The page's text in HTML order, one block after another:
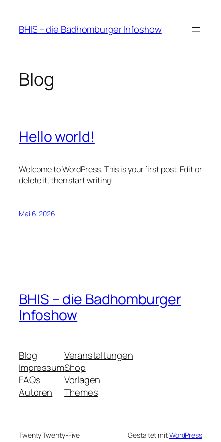
springen
BHIS – die Badhomburger Infoshow
Blog
Hello world!
Welcome to WordPress. This is your first post. Edit or
delete it, then start writing!
Mai 6, 2026
BHIS – die Badhomburger
Infoshow
Blog
Impressum
FAQs
Autoren
Veranstaltungen
Shop
Vorlagen
Themes
Twenty Twenty-Five Gestaltet mitWordPress